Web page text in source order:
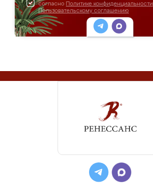
согласно Политике конфиденциальности
Пользовательскому соглашению